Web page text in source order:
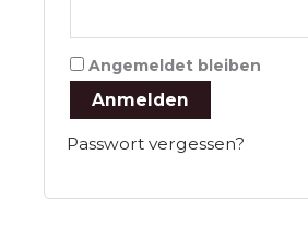
Angemeldet bleiben
Anmelden
Passwort vergessen?